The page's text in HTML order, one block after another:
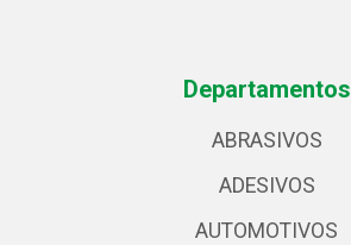
Departamentos
ABRASIVOS
ADESIVOS
AUTOMOTIVOS